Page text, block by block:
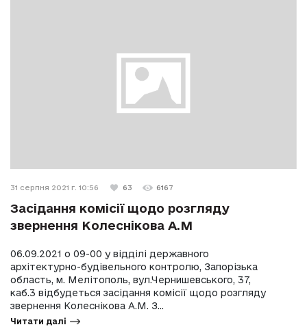
31 серпня 2021 г. 10:56 63 6167
Засідання комісії щодо розгляду
звернення Колеснікова А.М
06.09.2021 о 09-00 у відділі державного
архітектурно-будівельного контролю, Запорізька
область, м. Мелітополь, вул.Чернишевського, 37,
каб.3 відбудеться засідання комісії щодо розгляду
звернення Колеснікова А.М. З...
Читати далі